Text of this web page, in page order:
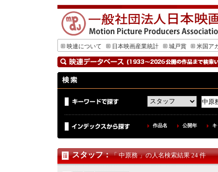
映連について 日本映画産業統計 城戸賞 米国ア
作品名 公開年
スタッフ：「 中原務 」の人名検索結果 24 件